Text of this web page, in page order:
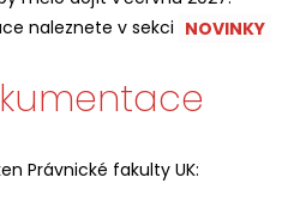
naleznete v sekci NOVINKY
Právnické fakulty UK: